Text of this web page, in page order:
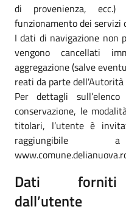
di provenienza,
funzionamento dei servizi
I dati di navigazione non
vengono cancellati
aggregazione (salve
reati da parte dell'Autorità
Per dettagli
conservazione, le
titolari, l’utente è
Dati forniti
dall’utente